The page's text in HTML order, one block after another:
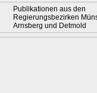
Publikationen aus den
Regierungsbezirken
Arnsberg und Detmold